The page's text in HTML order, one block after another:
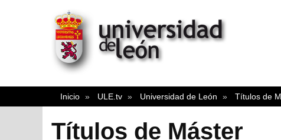
Inicio ULE.tv Universidad de León Títulos de
Títulos de Máster